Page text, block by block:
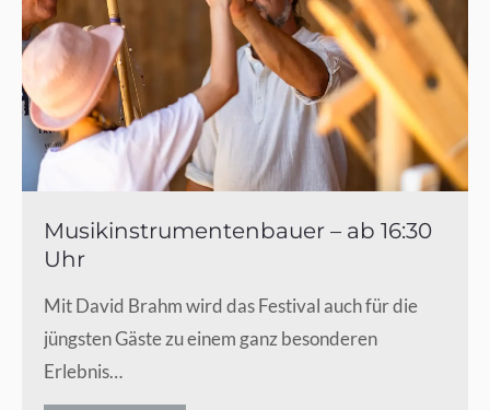
Musikinstrumentenbauer – ab 16:30
Uhr
Mit David Brahm wird das Festival auch für die
jüngsten Gäste zu einem ganz besonderen
Erlebnis…